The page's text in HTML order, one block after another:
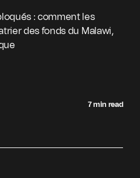
: comment les
des fonds du Malawi,
7 min read